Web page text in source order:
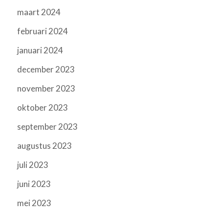
maart 2024
februari 2024
januari 2024
december 2023
november 2023
oktober 2023
september 2023
augustus 2023
juli 2023
juni 2023
mei 2023